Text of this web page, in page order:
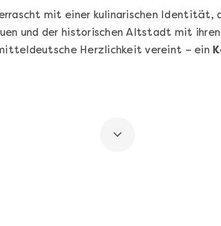
mit einer kulinarischen Identität,
und der historischen Altstadt mit
Herzlichkeit vereint – ein